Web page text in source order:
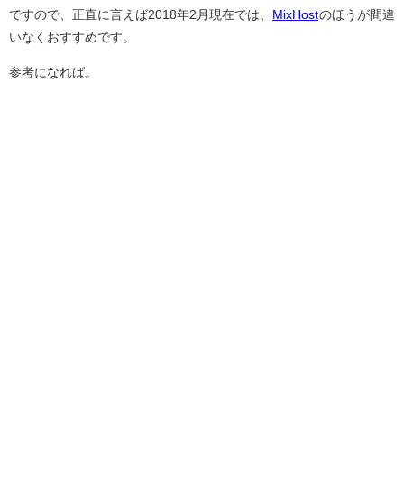
ですので、正直に言えば2018年2月現在では、 MixHostのほうが間違
いなくおすすめです。
参考になれば。